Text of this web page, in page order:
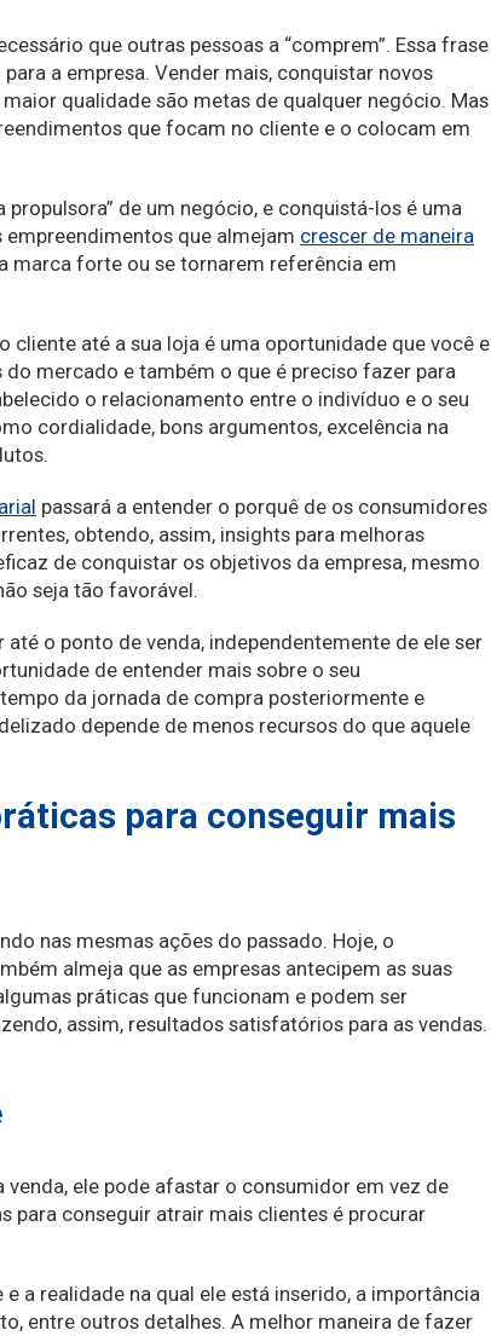
que outras pessoas a “comprem”. Essa frase
a empresa. Vender mais, conquistar novos
qualidade são metas de qualquer negócio. Mas
que focam no cliente e o colocam em
de um negócio, e conquistá-los é uma
que almejam crescer de maneira
marca forte ou se tornarem referência em
cliente até a sua loja é uma oportunidade que você e
mercado e também o que é preciso fazer para
o relacionamento entre o indivíduo e o seu
cordialidade, bons argumentos, excelência na
passará a entender o porquê de os consumidores
obtendo, assim, insights para melhoras
de conquistar os objetivos da empresa, mesmo
seja tão favorável.
o ponto de venda, independentemente de ele ser
de entender mais sobre o seu
da jornada de compra posteriormente e
depende de menos recursos do que aquele
para conseguir mais
nas mesmas ações do passado. Hoje, o
almeja que as empresas antecipem as suas
práticas que funcionam e podem ser
assim, resultados satisfatórios para as vendas.
ele pode afastar o consumidor em vez de
para conseguir atrair mais clientes é procurar
a realidade na qual ele está inserido, a importância
entre outros detalhes. A melhor maneira de fazer